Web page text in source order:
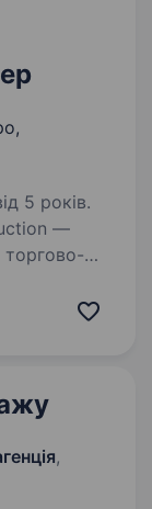
5 років.
торгово-
Zeffir),
,